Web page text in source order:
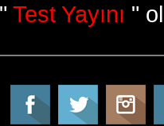
Test Yayını "